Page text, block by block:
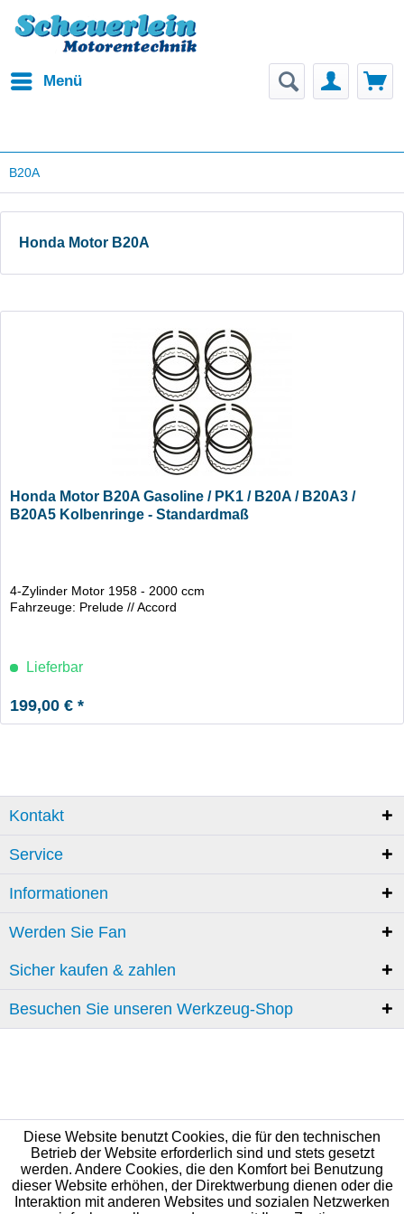
Menü
B20A
Honda Motor B20A
Honda Motor B20A Gasoline / PK1 / B20A / B20A3 /
B20A5 Kolbenringe - Standardmaß
4-Zylinder Motor 1958 - 2000 ccm
Fahrzeuge: Prelude // Accord
Lieferbar
199,00 € *
Kontakt
Service
Informationen
Werden Sie Fan
Sicher kaufen & zahlen
Besuchen Sie unseren Werkzeug-Shop
Diese Website benutzt Cookies, die für den technischen
Betrieb der Website erforderlich sind und stets gesetzt
werden. Andere Cookies, die den Komfort bei Benutzung
dieser Website erhöhen, der Direktwerbung dienen oder die
Interaktion mit anderen Websites und sozialen Netzwerken